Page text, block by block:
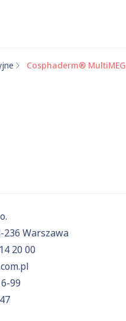
Cosphaderm® MultiMEG
236 Warszawa
20 00
99